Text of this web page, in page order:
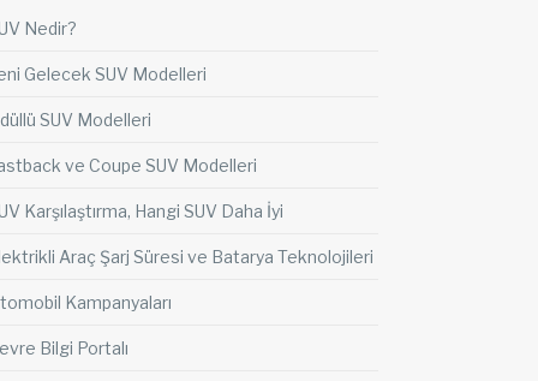
Nedir?
Gelecek SUV Modelleri
SUV Modelleri
ve Coupe SUV Modelleri
Karşılaştırma, Hangi SUV Daha İyi
Araç Şarj Süresi ve Batarya Teknolojileri
Kampanyaları
Bilgi Portalı